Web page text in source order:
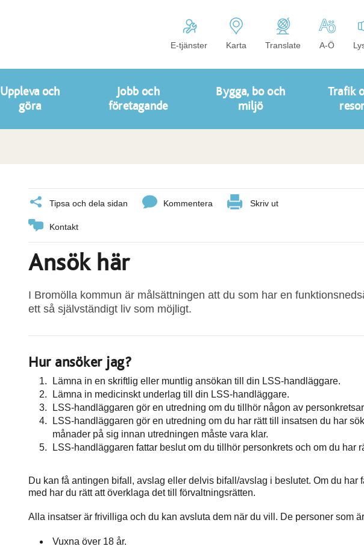
E-tjänster Karta Translate A-Ö
Uppleva och
göra
Jobb och
företagande
Bygga, bo och
miljö
Trafik
Tipsa och dela sidan Kommentera Skriv ut
Kontakt
Ansök här
I Bromölla kommun är målsättningen att du som har en
ett så självständigt liv som möjligt.
Hur ansöker jag?
Lämna in en skriftlig eller muntlig ansökan till din LSS-handläggare.
Lämna in medicinskt underlag till din LSS-handläggare.
LSS-handläggaren gör en utredning om du tillhör någon av
LSS-handläggaren gör en utredning om du har rätt till insatsen du har
månader på sig innan utredningen måste vara klar.
LSS-handläggaren fattar beslut om du tillhör personkrets och om du har
Du kan få antingen bifall, avslag eller delvis bifall/avslag i beslutet. Om du har
med har du rätt att överklaga det till förvaltningsrätten.
Alla insatser är frivilliga och du kan avsluta dem när du vill. De personer som
Vuxna över 18 år.